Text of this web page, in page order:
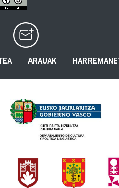
ARAUAK